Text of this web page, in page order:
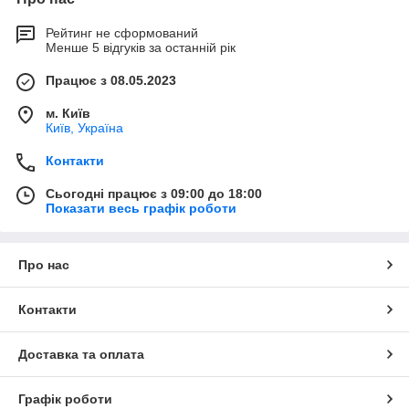
Рейтинг не сформований
Менше 5 відгуків за останній рік
Працює з 08.05.2023
м. Київ
Київ, Україна
Контакти
Сьогодні працює з 09:00 до 18:00
Показати весь графік роботи
Про нас
Контакти
Доставка та оплата
Графік роботи